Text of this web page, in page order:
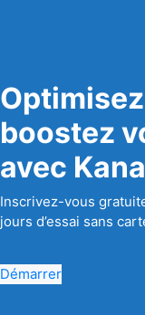
boostez
avec
Inscrivez-vous
jours d’essai sans
Démarrer